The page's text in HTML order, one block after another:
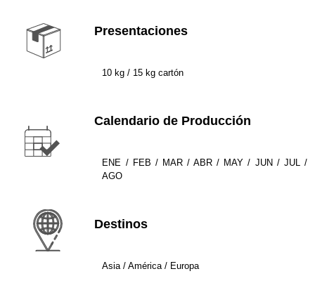
Presentaciones
10 kg / 15 kg cartón​
Calendario de Producción
ENE / FEB / MAR / ABR / MAY / JUN / JUL /
AGO
Destinos
Asia / América / Europa